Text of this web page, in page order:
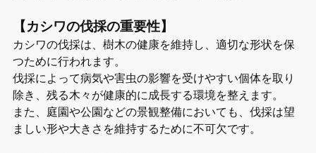
【カシワの伐採の重要性】
カシワの伐採は、樹木の健康を維持し、適切な形状を保
つために行われます。
伐採によって病気や害虫の影響を受けやすい個体を取り
除き、残る木々が健康的に成長する環境を整えます。
また、庭園や公園などの景観整備においても、伐採は望
ましい形や大きさを維持するために不可欠です。